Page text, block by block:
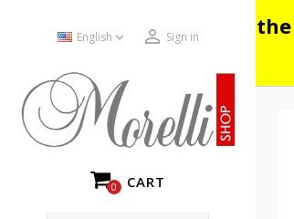
Please note:
English  Sign in
CART
0